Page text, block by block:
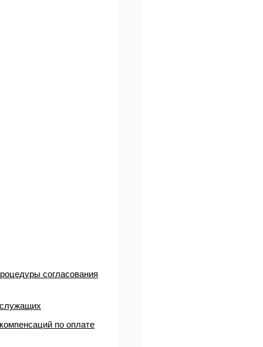
согласования
служащих
по оплате